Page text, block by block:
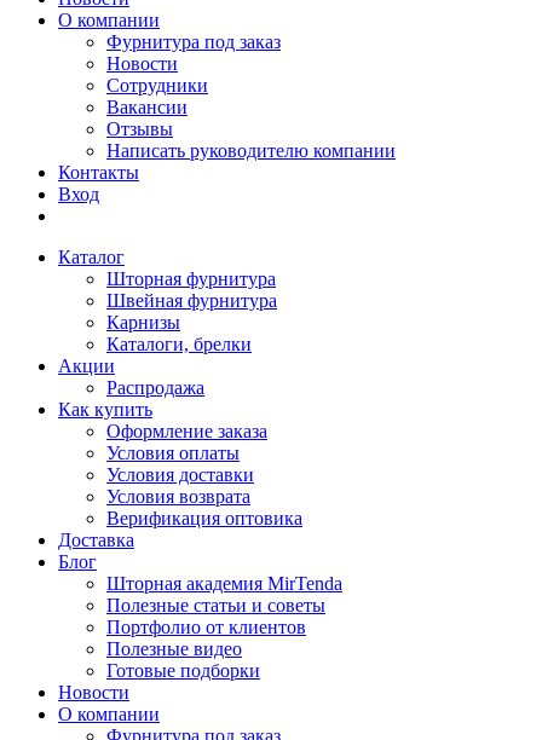
О компании
Фурнитура под заказ
Новости
Сотрудники
Вакансии
Отзывы
Написать руководителю компании
Контакты
Вход
Каталог
Шторная фурнитура
Швейная фурнитура
Карнизы
Каталоги, брелки
Акции
Распродажа
Как купить
Оформление заказа
Условия оплаты
Условия доставки
Условия возврата
Верификация оптовика
Доставка
Блог
Шторная академия MirTenda
Полезные статьи и советы
Портфолио от клиентов
Полезные видео
Готовые подборки
Новости
О компании
Фурнитура под заказ